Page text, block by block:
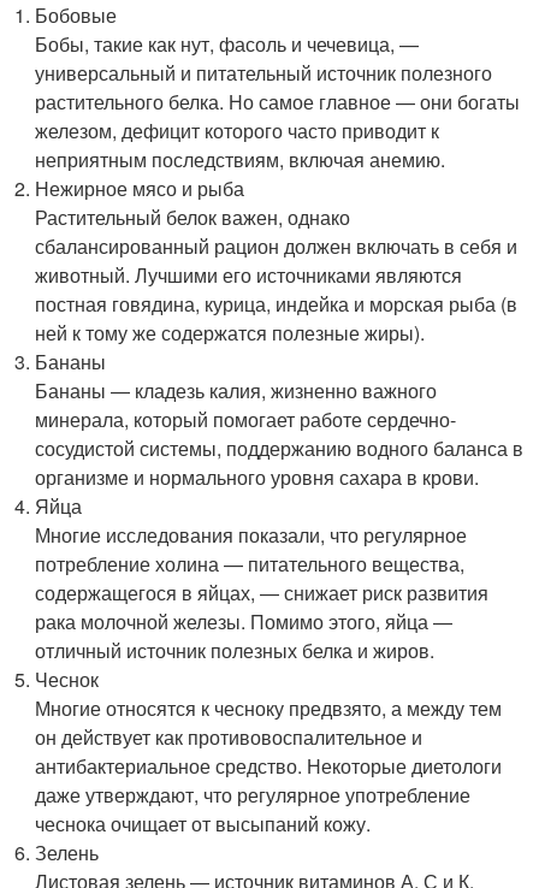
Бобовые
Бобы, такие как нут, фасоль и чечевица, —
универсальный и питательный источник полезного
растительного белка. Но самое главное — они богаты
железом, дефицит которого часто приводит к
неприятным последствиям, включая анемию.
Нежирное мясо и рыба
Растительный белок важен, однако
сбалансированный рацион должен включать в себя и
животный. Лучшими его источниками являются
постная говядина, курица, индейка и морская рыба (в
ней к тому же содержатся полезные жиры).
Бананы
Бананы — кладезь калия, жизненно важного
минерала, который помогает работе сердечно-
сосудистой системы, поддержанию водного баланса в
организме и нормального уровня сахара в крови.
Яйца
Многие исследования показали, что регулярное
потребление холина — питательного вещества,
содержащегося в яйцах, — снижает риск развития
рака молочной железы. Помимо этого, яйца —
отличный источник полезных белка и жиров.
Чеснок
Многие относятся к чесноку предвзято, а между тем
он действует как противовоспалительное и
антибактериальное средство. Некоторые диетологи
даже утверждают, что регулярное употребление
чеснока очищает от высыпаний кожу.
Зелень
Листовая зелень — источник витаминов А, С и К,